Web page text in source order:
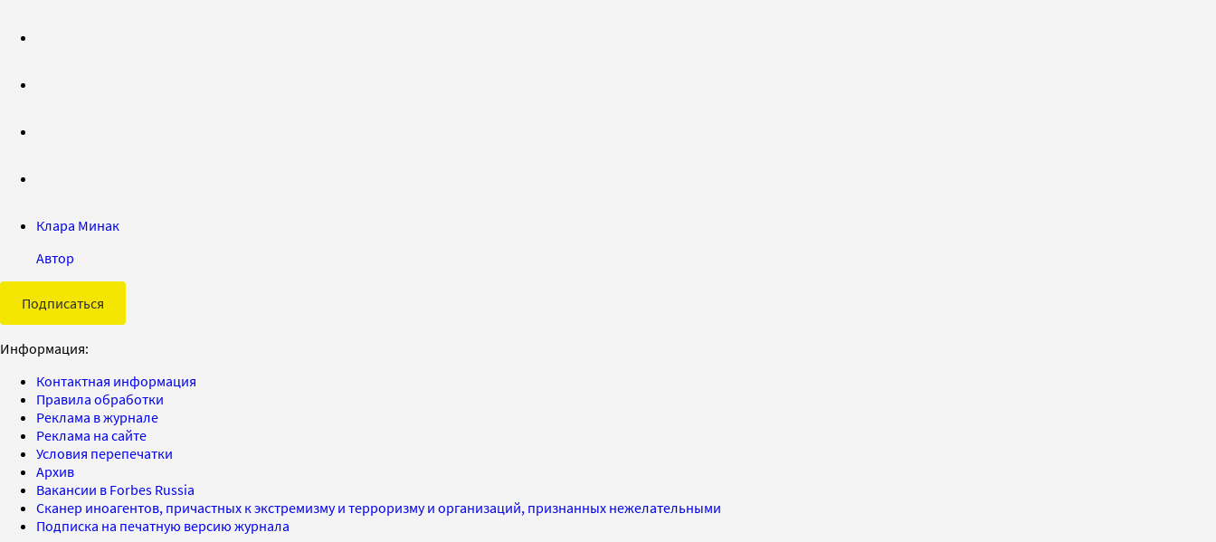
Клара Минак
Автор
Подписаться
Информация:
Контактная информация
Правила обработки
Реклама в журнале
Реклама на сайте
Условия перепечатки
Архив
Вакансии в Forbes Russia
Сканер иноагентов, причастных к экстремизму и терроризму и организаций, признанных нежелательными
Подписка на печатную версию журнала